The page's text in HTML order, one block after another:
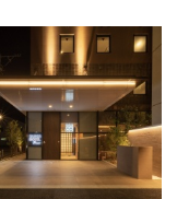
N
e
x
t